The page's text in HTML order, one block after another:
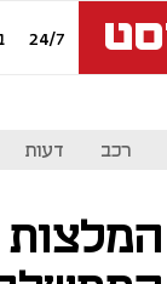
24/7
רכב דעות
המלצות